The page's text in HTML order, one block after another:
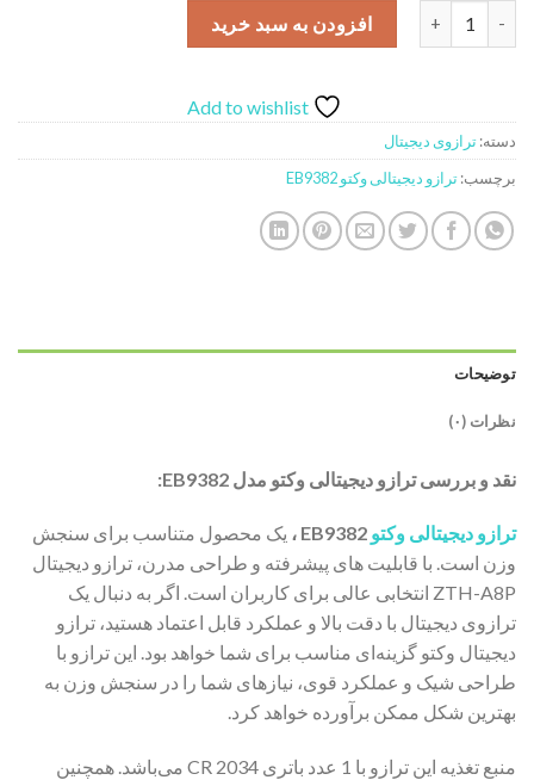
ترازو دیجیتالی وکتو مدل EB9382 عددافزودن به سبد خرید
Add to wishlist
دسته:ترازوی دیجیتال
برچسب:ترازو دیجیتالی وکتو EB9382
توضیحات
نظرات (۰)
نقد و بررسی ترازو دیجیتالی وکتو مدل EB9382:
ترازو دیجیتالی وکتو
یک محصول متناسب برای سنجش
وزن است. با قابلیت های پیشرفته و طراحی مدرن، ترازو دیجیتال
ZTH-A8P انتخابی عالی برای کاربران است. اگر به دنبال یک
ترازوی دیجیتال با دقت بالا و عملکرد قابل اعتماد هستید، ترازو
دیجیتال وکتو گزینه‌ای مناسب برای شما خواهد بود. این ترازو با
طراحی شیک و عملکرد قوی، نیازهای شما را در سنجش وزن به
بهترین شکل ممکن برآورده خواهد کرد.
منبع تغذیه این ترازو با 1 عدد باتری CR 2034 می‌باشد. همچنین